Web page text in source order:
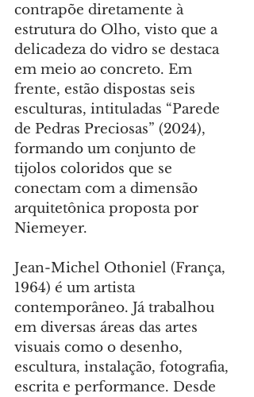
contrapõe diretamente à
estrutura do Olho, visto que a
delicadeza do vidro se destaca
em meio ao concreto. Em
frente, estão dispostas seis
esculturas, intituladas “Parede
de Pedras Preciosas” (2024),
formando um conjunto de
tijolos coloridos que se
conectam com a dimensão
arquitetônica proposta por
Niemeyer.
Jean-Michel Othoniel (França,
1964) é um artista
contemporâneo. Já trabalhou
em diversas áreas das artes
visuais como o desenho,
escultura, instalação, fotografia,
escrita e performance. Desde